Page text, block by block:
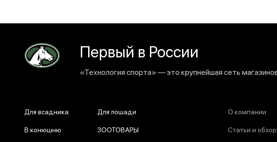
Первый в России
«Технология спорта» — это крупнейшая сеть
Для всадника Для лошади
В конюшню ЗООТОВАРЫ
О компании
Статьи и